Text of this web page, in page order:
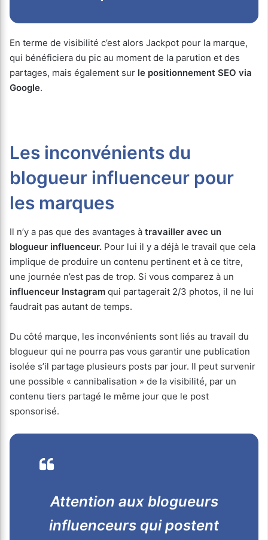
En terme de visibilité c’est alors Jackpot pour la marque,
qui bénéficiera du pic au moment de la parution et des
partages, mais également sur le positionnement SEO via
Google.
Les inconvénients du
blogueur influenceur pour
les marques
Il n’y a pas que des avantages à travailler avec un
blogueur influenceur. Pour lui il y a déjà le travail que cela
implique de produire un contenu pertinent et à ce titre,
une journée n’est pas de trop. Si vous comparez à un
influenceur Instagram qui partagerait 2/3 photos, il ne lui
faudrait pas autant de temps.
Du côté marque, les inconvénients sont liés au travail du
blogueur qui ne pourra pas vous garantir une publication
isolée s’il partage plusieurs posts par jour. Il peut survenir
une possible « cannibalisation » de la visibilité, par un
contenu tiers partagé le même jour que le post
sponsorisé.
Attention aux blogueurs
influenceurs qui postent